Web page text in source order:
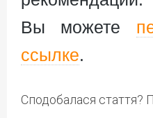
Вы можете
ссылке.
Сподобалася стаття?